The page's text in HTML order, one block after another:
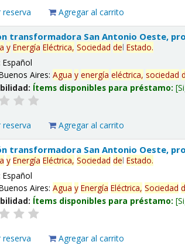
reserva Agregar al carrito
transformadora San Antonio Oeste,
y Energía Eléctrica, Sociedad delEstado.
Español
Aires:Agua y energía eléctrica, sociedad
Ítems disponibles para préstamo:
reserva Agregar al carrito
transformadora San Antonio Oeste,
y Energía Eléctrica, Sociedad delEstado.
Español
Aires:Agua y Energía Eléctrica, Sociedad
Ítems disponibles para préstamo:
reserva Agregar al carrito